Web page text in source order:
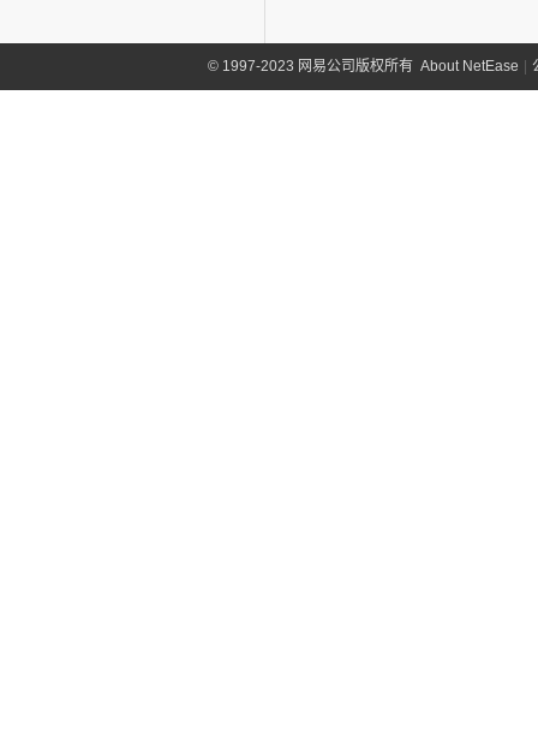
©1997-2023 网易公司版权所有 About NetEase